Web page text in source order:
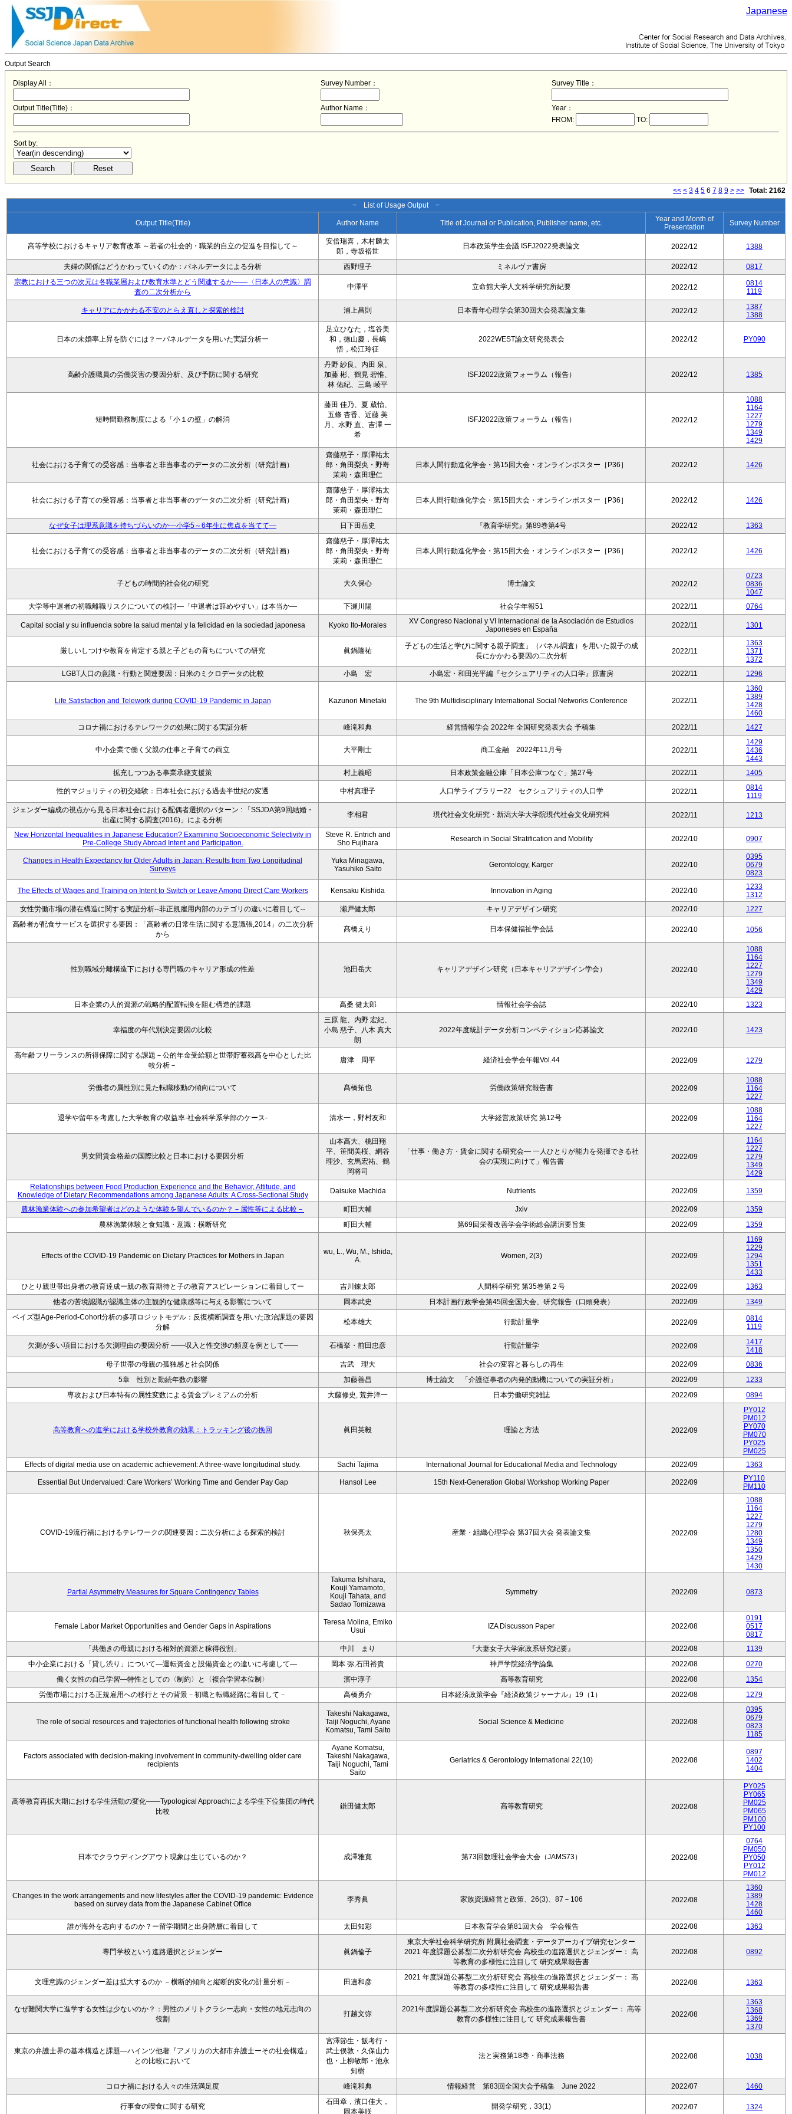
Japanese
Output Search
Display All： Survey Number： Survey Title：
Output Title(Title)： Author Name：
Year：
FROM:
TO:
Sort by:
<< < 3 4 5 6 7 8 9 > >> Total: 2162
− List of Usage Output −
Output Title(Title) Author Name Title of Journal or Publication, Publisher name, etc.
Year and Month of
Presentation
Survey Number
高等学校におけるキャリア教育改革 ～若者の社会的・職業的自立の促進を目指して～
安倍瑞喜，木村麟太
郎，寺坂裕世
日本政策学生会議 ISFJ2022発表論文 2022/12 1388
夫婦の関係はどうかわっていくのか：パネルデータによる分析 西野理子 ミネルヴァ書房 2022/12
0817
宗教における三つの次元は各職業層および教育水準とどう関連するか――〈日本人の意識〉調
査の二次分析から
中澤平 立命館大学人文科学研究所紀要 2022/12
0814
1119
キャリアにかかわる不安のとらえ直しと探索的検討 浦上昌則 日本青年心理学会第30回大会発表論文集 2022/12
1387
1388
日本の未婚率上昇を防ぐには？ーパネルデータを用いた実証分析ー
足立ひなた，塩谷美
和，徳山慶，長嶋
悟，松江玲征
2022WEST論文研究発表会 2022/12 PY090
高齢介護職員の労働災害の要因分析、及び予防に関する研究
丹野 紗良、内田 泉、
加藤 彬、鶴見 碧惟、
林 佑紀、三島 崚平
ISFJ2022政策フォーラム（報告） 2022/12 1385
短時間勤務制度による「小１の壁」の解消
藤田 佳乃、夏 葳怡、
五條 杏香、近藤 美
月、水野 直、吉澤 一
希
ISFJ2022政策フォーラム（報告） 2022/12
1088
1164
1227
1279
1349
1429
社会における子育ての受容感：当事者と非当事者のデータの二次分析（研究計画）
齋藤慈子・厚澤祐太
郎・角田梨央・野嵜
茉莉・森田理仁
日本人間行動進化学会・第15回大会・オンラインポスター［P36］ 2022/12 1426
社会における子育ての受容感：当事者と非当事者のデータの二次分析（研究計画）
齋藤慈子・厚澤祐太
郎・角田梨央・野嵜
茉莉・森田理仁
日本人間行動進化学会・第15回大会・オンラインポスター［P36］ 2022/12 1426
なぜ女子は理系意識を持ちづらいのか―小学5～6年生に焦点を当てて― 日下田岳史 『教育学研究』第89巻第4号 2022/12 1363
社会における子育ての受容感：当事者と非当事者のデータの二次分析（研究計画）
齋藤慈子・厚澤祐太
郎・角田梨央・野嵜
茉莉・森田理仁
日本人間行動進化学会・第15回大会・オンラインポスター［P36］ 2022/12 1426
子どもの時間的社会化の研究 大久保心 博士論文 2022/12
0723
0836
1047
大学等中退者の初職離職リスクについての検討―「中退者は辞めやすい」は本当か―
下瀬川陽 社会学年報51 2022/11 0764
Capital social y su influencia sobre la salud mental y la felicidad en la sociedad japonesa Kyoko Ito-Morales
XV Congreso Nacional y VI Internacional de la Asociación de Estudios
Japoneses en España
2022/11 1301
厳しいしつけや教育を肯定する親と子どもの育ちについての研究 眞鍋隆祐
子どもの生活と学びに関する親子調査」（パネル調査）を用いた親子の成
長にかかわる要因の二次分析
2022/11
1363
1371
1372
LGBT人口の意識・行動と関連要因：日米のミクロデータの比較
小島 宏 小島宏・和田光平編『セクシュアリティの人口学』原書房 2022/11 1296
Life Satisfaction and Telework during COVID-19 Pandemic in Japan Kazunori Minetaki The 9th Multidisciplinary International Social Networks Conference 2022/11
1360
1389
1428
1460
コロナ禍におけるテレワークの効果に関する実証分析
峰滝和典 経営情報学会 2022年 全国研究発表大会 予稿集 2022/11 1427
中小企業で働く父親の仕事と子育ての両立 大平剛士 商工金融 2022年11月号 2022/11
1429
1436
1443
拡充しつつある事業承継支援策
村上義昭 日本政策金融公庫「日本公庫つなぐ」第27号 2022/11 1405
性的マジョリティの初交経験：日本社会における過去半世紀の変遷 中村真理子 人口学ライブラリー22 セクシュアリティの人口学 2022/11
0814
1119
ジェンダー編成の視点から見る日本社会における配偶者選択のパターン : 「SSJDA第9回結婚・
出産に関する調査(2016)」による分析
李相君 現代社会文化研究・新潟大学大学院現代社会文化研究科 2022/11 1213
New Horizontal Inequalities in Japanese Education? Examining Socioeconomic Selectivity in
Pre-College Study Abroad Intent and Participation.
Steve R. Entrich and
Sho Fujihara
Research in Social Stratification and Mobility 2022/10 0907
Changes in Health Expectancy for Older Adults in Japan: Results from Two Longitudinal
Surveys
Yuka Minagawa,
Yasuhiko Saito
Gerontology, Karger 2022/10
0395
0679
0823
The Effects of Wages and Training on Intent to Switch or Leave Among Direct Care Workers Kensaku Kishida Innovation in Aging 2022/10
1233
1312
女性労働市場の潜在構造に関する実証分析--非正規雇用内部のカテゴリの違いに着目して--
瀬戸健太郎 キャリアデザイン研究 2022/10
1227
高齢者が配食サービスを選択する要因：「高齢者の日常生活に関する意識張,2014」の二次分析
から
髙橋えり 日本保健福祉学会誌 2022/10 1056
性別職域分離構造下における専門職のキャリア形成の性差 池田岳大 キャリアデザイン研究（日本キャリアデザイン学会） 2022/10
1088
1164
1227
1279
1349
1429
日本企業の人的資源の戦略的配置転換を阻む構造的課題
高桑 健太郎 情報社会学会誌 2022/10 1323
幸福度の年代別決定要因の比較
三原 龍、内野 宏紀、
小島 慈子、八木 真大
朗
2022年度統計データ分析コンペティション応募論文 2022/10 1423
高年齢フリーランスの所得保障に関する課題－公的年金受給額と世帯貯蓄残高を中心とした比
較分析－
唐津 周平 経済社会学会年報Vol.44 2022/09 1279
労働者の属性別に見た転職移動の傾向について 髙橋拓也 労働政策研究報告書 2022/09
1088
1164
1227
退学や留年を考慮した大学教育の収益率-社会科学系学部のケース- 清水一，野村友和 大学経営政策研究 第12号 2022/09
1088
1164
1227
男女間賃金格差の国際比較と日本における要因分析
山本高大、桃田翔
平、笹間美桜、網谷
理沙、玄馬宏祐、鶴
岡将司
「仕事・働き方・賃金に関する研究会― 一人ひとりが能力を発揮できる社
会の実現に向けて」報告書
2022/09
1164
1227
1279
1349
1429
Relationships between Food Production Experience and the Behavior, Attitude, and
Knowledge of Dietary Recommendations among Japanese Adults: A Cross-Sectional Study
Daisuke Machida Nutrients 2022/09 1359
農林漁業体験への参加希望者はどのような体験を望んでいるのか？－属性等による比較－ 町田大輔 Jxiv 2022/09
1359
農林漁業体験と食知識・意識：横断研究
町田大輔 第69回栄養改善学会学術総会講演要旨集 2022/09 1359
Effects of the COVID-19 Pandemic on Dietary Practices for Mothers in Japan
wu, L., Wu, M., Ishida,
A.
Women, 2(3) 2022/09
1169
1229
1294
1351
1433
ひとり親世帯出身者の教育達成ー親の教育期待と子の教育アスピレーションに着目してー
吉川錬太郎 人間科学研究 第35巻第２号 2022/09
1363
他者の苦境認識が認識主体の主観的な健康感等に与える影響について
岡本武史 日本計画行政学会第45回全国大会、研究報告（口頭発表） 2022/09
1349
ベイズ型Age-Period-Cohort分析の多項ロジットモデル：反復横断調査を用いた政治課題の要因
分解
松本雄大 行動計量学 2022/09
0814
1119
欠測が多い項目における欠測理由の要因分析 ——収入と性交渉の頻度を例として—— 石橋挙・前田忠彦 行動計量学 2022/09
1417
1418
母子世帯の母親の孤独感と社会関係
吉武 理大 社会の変容と暮らしの再生 2022/09
0836
5章 性別と勤続年数の影響
加藤善昌 博士論文 「介護従事者の内発的動機についての実証分析」 2022/09
1233
専攻および日本特有の属性変数による賃金プレミアムの分析
大藤修史, 荒井洋一 日本労働研究雑誌 2022/09 0894
高等教育への進学における学校外教育の効果：トラッキング後の挽回 眞田英毅 理論と方法 2022/09
PY012
PM012
PY070
PM070
PY025
PM025
Effects of digital media use on academic achievement: A three-wave longitudinal study.
Sachi Tajima International Journal for Educational Media and Technology 2022/09 1363
Essential But Undervalued: Care Workers’ Working Time and Gender Pay Gap Hansol Lee 15th Next-Generation Global Workshop Working Paper 2022/09
PY110
PM110
COVID-19流行禍におけるテレワークの関連要因：二次分析による探索的検討 秋保亮太 産業・組織心理学会 第37回大会 発表論文集 2022/09
1088
1164
1227
1279
1280
1349
1350
1429
1430
Partial Asymmetry Measures for Square Contingency Tables
Takuma Ishihara,
Kouji Yamamoto,
Kouji Tahata, and
Sadao Tomizawa
Symmetry 2022/09 0873
Female Labor Market Opportunities and Gender Gaps in Aspirations
Teresa Molina, Emiko
Usui
IZA Discusson Paper 2022/08
0191
0517
0817
「共働きの母親における相対的資源と稼得役割」
中川 まり 『大妻女子大学家政系研究紀要』 2022/08
1139
中小企業における「貸し渋り」について―運転資金と設備資金との違いに考慮して―
岡本 弥,石田裕貴 神戸学院経済学論集 2022/08
0270
働く女性の自己学習―特性としての〈制約〉と〈複合学習本位制〉
濱中淳子 高等教育研究 2022/08
1354
労働市場における正規雇用への移行とその背景－初職と転職経路に着目して－
高橋勇介 日本経済政策学会『経済政策ジャーナル』19（1） 2022/08 1279
The role of social resources and trajectories of functional health following stroke
Takeshi Nakagawa,
Taiji Noguchi, Ayane
Komatsu, Tami Saito
Social Science & Medicine 2022/08
0395
0679
0823
1185
Factors associated with decision‐making involvement in community‐dwelling older care
recipients
Ayane Komatsu,
Takeshi Nakagawa,
Taiji Noguchi, Tami
Saito
Geriatrics & Gerontology International 22(10) 2022/08
0897
1402
1404
高等教育再拡大期における学生活動の変化——Typological Approachによる学生下位集団の時代
比較
鎌田健太郎 高等教育研究 2022/08
PY025
PY065
PM025
PM065
PM100
PY100
日本でクラウディングアウト現象は生じているのか？ 成澤雅寛 第73回数理社会学会大会（JAMS73） 2022/08
0764
PM050
PY050
PY012
PM012
Changes in the work arrangements and new lifestyles after the COVID-19 pandemic: Evidence
based on survey data from the Japanese Cabinet Office
李秀眞 家族資源経営と政策、26(3)、87－106 2022/08
1360
1389
1428
1460
誰が海外を志向するのか？ー留学期間と出身階層に着目して
太田知彩 日本教育学会第81回大会 学会報告 2022/08 1363
専門学校という進路選択とジェンダー 眞鍋倫子
東京大学社会科学研究所 附属社会調査・データアーカイブ研究センター
2021 年度課題公募型二次分析研究会 高校生の進路選択とジェンダー： 高
等教育の多様性に注目して 研究成果報告書
2022/08 0892
文理意識のジェンダー差は拡大するのか －横断的傾向と縦断的変化の計量分析－ 田邉和彦
2021 年度課題公募型二次分析研究会 高校生の進路選択とジェンダー： 高
等教育の多様性に注目して 研究成果報告書
2022/08 1363
なぜ難関大学に進学する女性は少ないのか？：男性のメリトクラシー志向・女性の地元志向の
役割
打越文弥
2021年度課題公募型二次分析研究会 高校生の進路選択とジェンダー： 高等
教育の多様性に注目して 研究成果報告書
2022/08
1363
1368
1369
1370
東京の弁護士界の基本構造と課題―ハインツ他著『アメリカの大都市弁護士ーその社会構造』
との比較において
宮澤節生・飯考行・
武士俣敦・久保山力
也・上柳敏郎・池永
知樹
法と実務第18巻・商事法務 2022/08 1038
コロナ禍における人々の生活満足度 峰滝和典 情報経営 第83回全国大会予稿集 June 2022 2022/07 1460
行事食の喫食に関する研究
石田章，濱口佳大，
岡本美咲
開発学研究，33(1) 2022/07 1324